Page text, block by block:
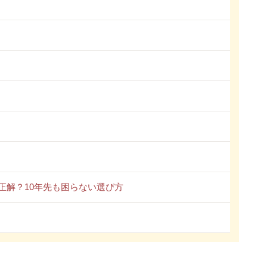
解？10年先も困らない選び方